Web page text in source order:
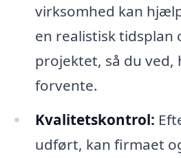
virksomhed kan
en realistisk tidsplan
projektet, så du ved,
forvente.
Kvalitetskontrol:
udført, kan firmaet